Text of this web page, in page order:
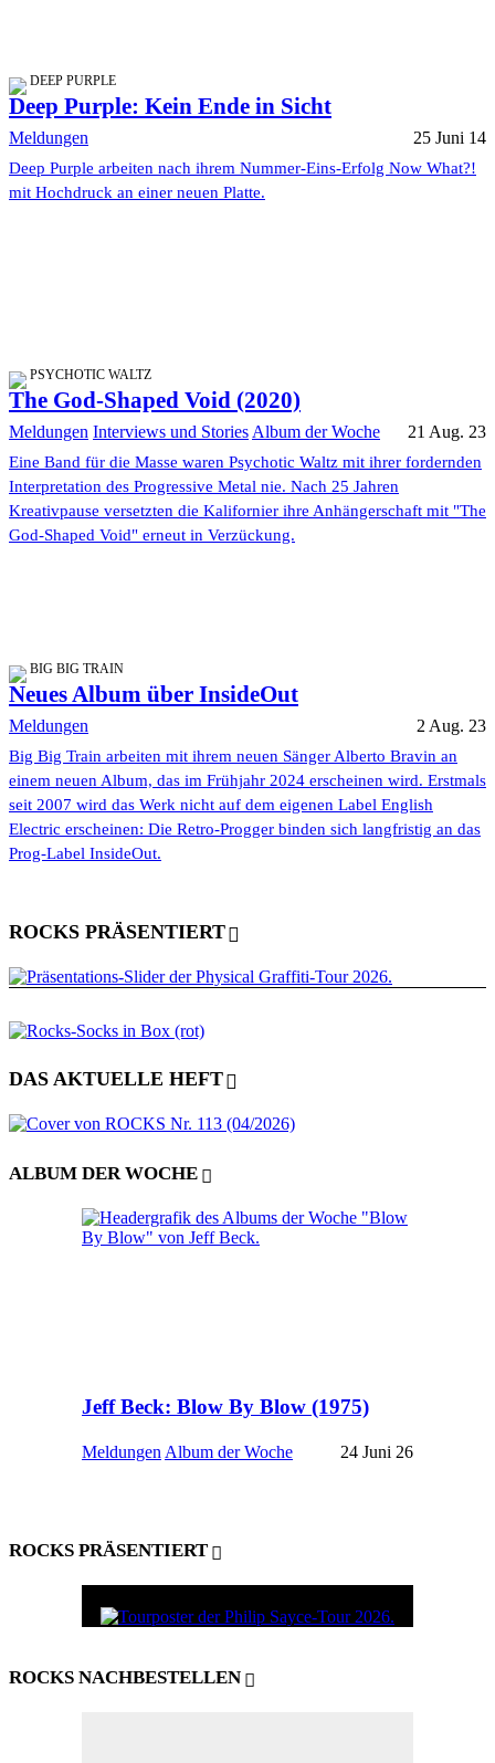
DEEP PURPLE
Deep Purple: Kein Ende in Sicht
Meldungen 25 Juni 14
Deep Purple arbeiten nach ihrem Nummer-Eins-Erfolg Now What?!
mit Hochdruck an einer neuen Platte.
PSYCHOTIC WALTZ
The God-Shaped Void (2020)
Meldungen Interviews und Stories Album der Woche 21 Aug. 23
Eine Band für die Masse waren Psychotic Waltz mit ihrer fordernden
Interpretation des Progressive Metal nie. Nach 25 Jahren
Kreativpause versetzten die Kalifornier ihre Anhängerschaft mit "The
God-Shaped Void" erneut in Verzückung.
BIG BIG TRAIN
Neues Album über InsideOut
Meldungen 2 Aug. 23
Big Big Train arbeiten mit ihrem neuen Sänger Alberto Bravin an
einem neuen Album, das im Frühjahr 2024 erscheinen wird. Erstmals
seit 2007 wird das Werk nicht auf dem eigenen Label English
Electric erscheinen: Die Retro-Progger binden sich langfristig an das
Prog-Label InsideOut.
ROCKS PRÄSENTIERT
DAS AKTUELLE HEFT
ALBUM DER WOCHE
Jeff Beck: Blow By Blow (1975)
Meldungen Album der Woche 24 Juni 26
ROCKS PRÄSENTIERT
ROCKS NACHBESTELLEN